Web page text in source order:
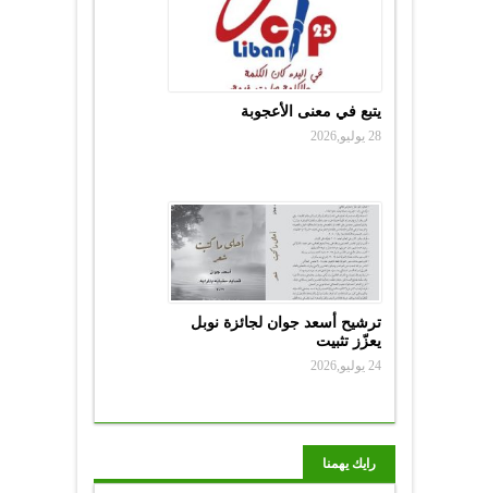
يتبع في معنى الأعجوبة
28 يوليو,2026
ترشيح أسعد جوان لجائزة نوبل
يعزّز تثبيت
24 يوليو,2026
رايك يهمنا